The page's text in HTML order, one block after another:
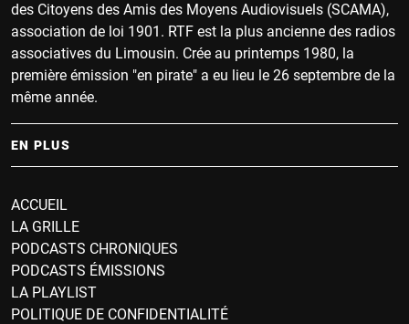
des Citoyens des Amis des Moyens Audiovisuels (SCAMA),
association de loi 1901. RTF est la plus ancienne des radios
associatives du Limousin. Crée au printemps 1980, la
première émission "en pirate" a eu lieu le 26 septembre de la
même année.
EN PLUS
ACCUEIL
LA GRILLE
PODCASTS CHRONIQUES
PODCASTS ÉMISSIONS
LA PLAYLIST
POLITIQUE DE CONFIDENTIALITÉ